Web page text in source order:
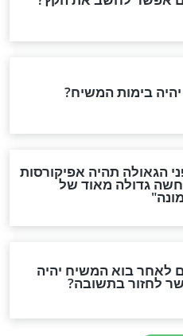
לוחמי מילואים
לבנון